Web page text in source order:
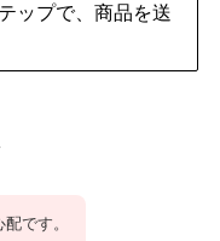
ップで、商品を送
です。